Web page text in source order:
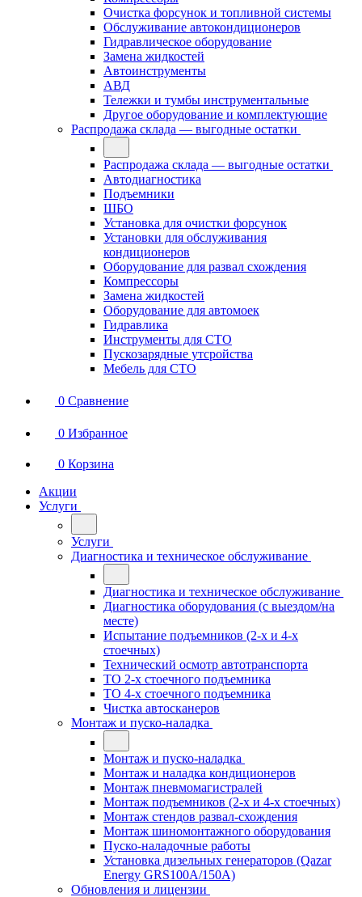
Очистка форсунок и топливной системы
Обслуживание автокондиционеров
Гидравлическое оборудование
Замена жидкостей
Автоинструменты
АВД
Тележки и тумбы инструментальные
Другое оборудование и комплектующие
Распродажа склада — выгодные остатки
Распродажа склада — выгодные остатки
Автодиагностика
Подъемники
ШБО
Установка для очистки форсунок
Установки для обслуживания
кондиционеров
Оборудование для развал схождения
Компрессоры
Замена жидкостей
Оборудование для автомоек
Гидравлика
Инструменты для СТО
Пускозарядные утсройства
Мебель для СТО
0 Сравнение
0 Избранное
0 Корзина
Акции
Услуги
Услуги
Диагностика и техническое обслуживание
Диагностика и техническое обслуживание
Диагностика оборудования (с выездом/на
месте)
Испытание подъемников (2-х и 4-х
стоечных)
Технический осмотр автотранспорта
ТО 2-х стоечного подъемника
ТО 4-х стоечного подъемника
Чистка автосканеров
Монтаж и пуско-наладка
Монтаж и пуско-наладка
Монтаж и наладка кондиционеров
Монтаж пневмомагистралей
Монтаж подъемников (2-х и 4-х стоечных)
Монтаж стендов развал-схождения
Монтаж шиномонтажного оборудования
Пуско-наладочные работы
Установка дизельных генераторов (Qazar
Energy GRS100A/150A)
Обновления и лицензии